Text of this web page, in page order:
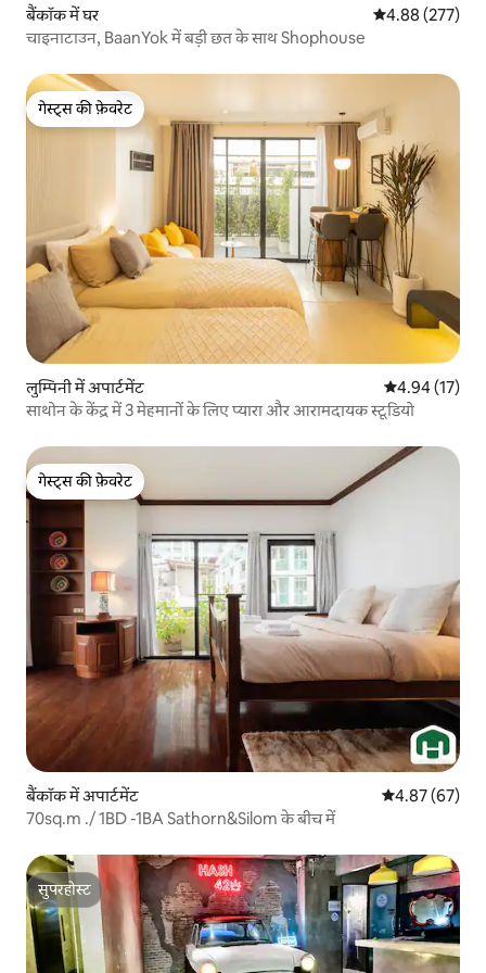
बैंकॉक में घर औसत रेटिंग 5 में से
4.88 (277)
चाइनाटाउन, BaanYok में बड़ी छत के साथ Shophouse
गेस्ट्स की फ़ेवरेट
गेस्ट्स की फ़ेवरेट
लुम्पिनी में अपार्टमेंट औसत रेटिंग 5 में
4.94 (17)
साथोन के केंद्र में 3 मेहमानों के लिए प्यारा और आरामदायक स्टूडियो
गेस्ट्स की फ़ेवरेट
गेस्ट्स की फ़ेवरेट
बैंकॉक में अपार्टमेंट औसत रेटिंग 5 में
4.87 (67)
70sq.m ./ 1BD -1BA Sathorn&Silom के बीच में
सुपरहोस्ट
सुपरहोस्ट